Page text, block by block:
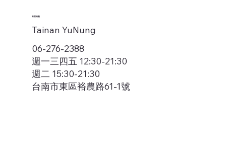
東區裕農
Tainan YuNung
06-276-2388
週一三四五 12:30-21:30
週二 15:30-21:30
台南市東區裕農路61-1號